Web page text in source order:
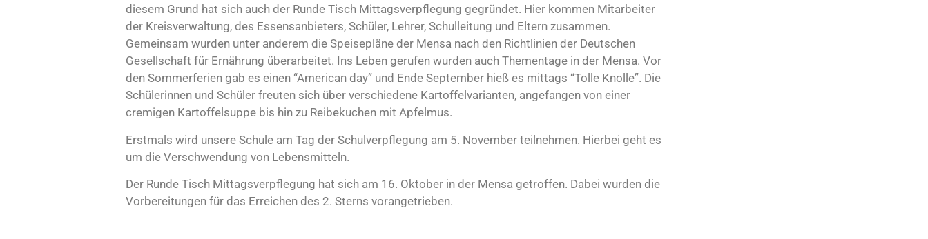
diesem Grund hat sich auch der Runde Tisch Mittagsverpflegung gegründet. Hier kommen Mitarbeiter
der Kreisverwaltung, des Essensanbieters, Schüler, Lehrer, Schulleitung und Eltern zusammen.
Gemeinsam wurden unter anderem die Speisepläne der Mensa nach den Richtlinien der Deutschen
Gesellschaft für Ernährung überarbeitet. Ins Leben gerufen wurden auch Thementage in der Mensa. Vor
den Sommerferien gab es einen “American day” und Ende September hieß es mittags “Tolle Knolle”. Die
Schülerinnen und Schüler freuten sich über verschiedene Kartoffelvarianten, angefangen von einer
cremigen Kartoffelsuppe bis hin zu Reibekuchen mit Apfelmus.
Erstmals wird unsere Schule am Tag der Schulverpflegung am 5. November teilnehmen. Hierbei geht es
um die Verschwendung von Lebensmitteln.
Der Runde Tisch Mittagsverpflegung hat sich am 16. Oktober in der Mensa getroffen. Dabei wurden die
Vorbereitungen für das Erreichen des 2. Sterns vorangetrieben.